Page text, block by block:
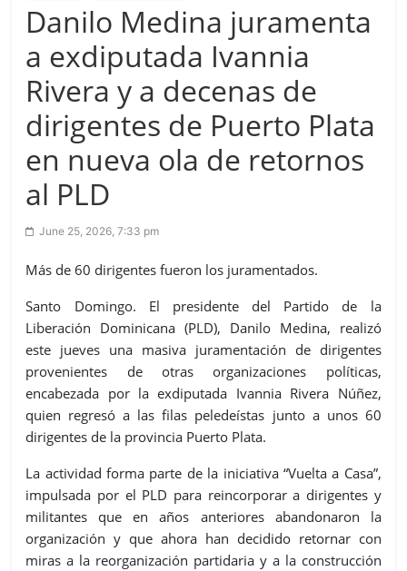
Danilo Medina juramenta
a exdiputada Ivannia
Rivera y a decenas de
dirigentes de Puerto Plata
en nueva ola de retornos
al PLD
June 25, 2026, 7:33 pm
Más de 60 dirigentes fueron los juramentados.
Santo Domingo. El presidente del Partido de la
Liberación Dominicana (PLD), Danilo Medina, realizó
este jueves una masiva juramentación de dirigentes
provenientes de otras organizaciones políticas,
encabezada por la exdiputada Ivannia Rivera Núñez,
quien regresó a las filas peledeístas junto a unos 60
dirigentes de la provincia Puerto Plata.
La actividad forma parte de la iniciativa “Vuelta a Casa”,
impulsada por el PLD para reincorporar a dirigentes y
militantes que en años anteriores abandonaron la
organización y que ahora han decidido retornar con
miras a la reorganización partidaria y a la construcción